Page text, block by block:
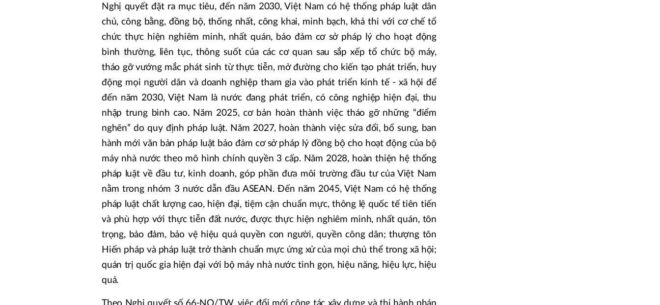
Nghị quyết đặt ra mục tiêu, đến năm 2030, Việt Nam có hệ thống pháp luật dân
chủ, công bằng, đồng bộ, thống nhất, công khai, minh bạch, khả thi với cơ chế tổ
chức thực hiện nghiêm minh, nhất quán, bảo đảm cơ sở pháp lý cho hoạt động
bình thường, liên tục, thông suốt của các cơ quan sau sắp xếp tổ chức bộ máy,
tháo gỡ vướng mắc phát sinh từ thực tiễn, mở đường cho kiến tạo phát triển, huy
động mọi người dân và doanh nghiệp tham gia vào phát triển kinh tế - xã hội để
đến năm 2030, Việt Nam là nước đang phát triển, có công nghiệp hiện đại, thu
nhập trung bình cao. Năm 2025, cơ bản hoàn thành việc tháo gỡ những “điểm
nghẽn” do quy định pháp luật. Năm 2027, hoàn thành việc sửa đổi, bổ sung, ban
hành mới văn bản pháp luật bảo đảm cơ sở pháp lý đồng bộ cho hoạt động của bộ
máy nhà nước theo mô hình chính quyền 3 cấp. Năm 2028, hoàn thiện hệ thống
pháp luật về đầu tư, kinh doanh, góp phần đưa môi trường đầu tư của Việt Nam
nằm trong nhóm 3 nước dẫn đầu ASEAN. Đến năm 2045, Việt Nam có hệ thống
pháp luật chất lượng cao, hiện đại, tiệm cận chuẩn mực, thông lệ quốc tế tiên tiến
và phù hợp với thực tiễn đất nước, được thực hiện nghiêm minh, nhất quán, tôn
trọng, bảo đảm, bảo vệ hiệu quả quyền con người, quyền công dân; thượng tôn
Hiến pháp và pháp luật trở thành chuẩn mực ứng xử của mọi chủ thể trong xã hội;
quản trị quốc gia hiện đại với bộ máy nhà nước tinh gọn, hiệu năng, hiệu lực, hiệu
quả.
Theo Nghị quyết số 66-NQ/TW, việc đổi mới công tác xây dựng và thi hành pháp